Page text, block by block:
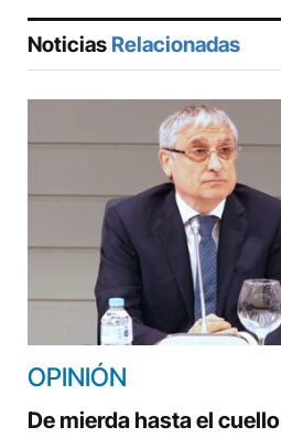
Noticias Relacionadas
OPINIÓN
De mierda hasta el cuello